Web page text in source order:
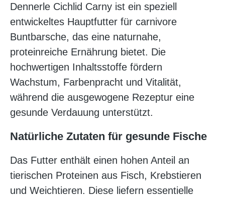
Dennerle Cichlid Carny ist ein speziell
entwickeltes Hauptfutter für carnivore
Buntbarsche, das eine naturnahe,
proteinreiche Ernährung bietet. Die
hochwertigen Inhaltsstoffe fördern
Wachstum, Farbenpracht und Vitalität,
während die ausgewogene Rezeptur eine
gesunde Verdauung unterstützt.
Natürliche Zutaten für gesunde Fische
Das Futter enthält einen hohen Anteil an
tierischen Proteinen aus Fisch, Krebstieren
und Weichtieren. Diese liefern essentielle